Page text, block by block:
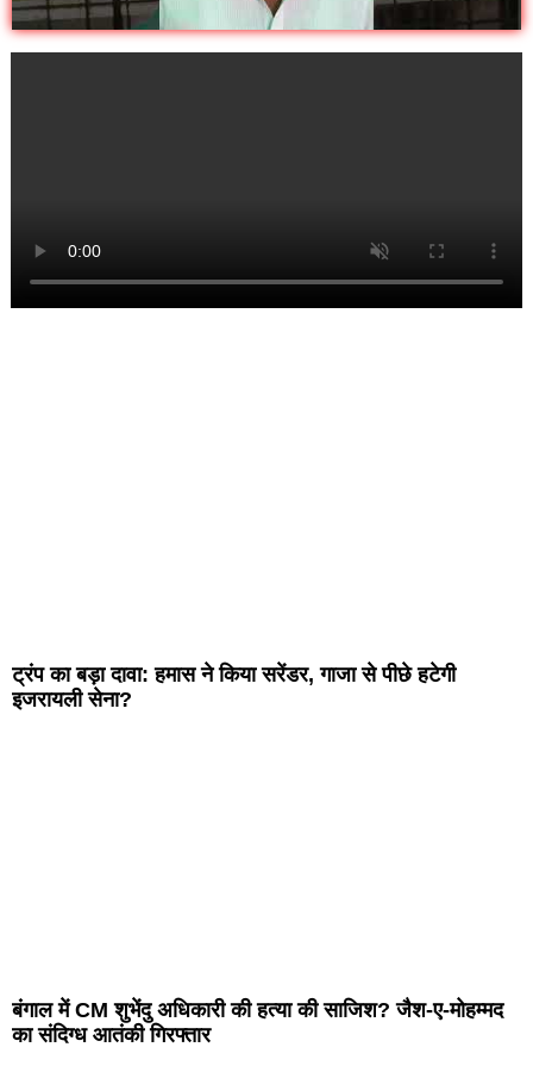
ट्रंप का बड़ा दावा: हमास ने किया सरेंडर, गाजा से पीछे हटेगी
इजरायली सेना?
बंगाल में CM शुभेंदु अधिकारी की हत्या की साजिश? जैश-ए-मोहम्मद
का संदिग्ध आतंकी गिरफ्तार